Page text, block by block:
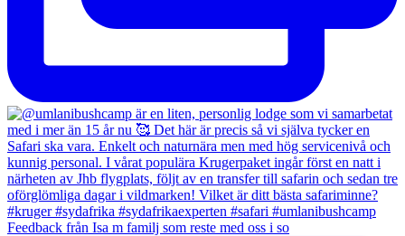
Feedback från Isa m familj som reste med oss i so